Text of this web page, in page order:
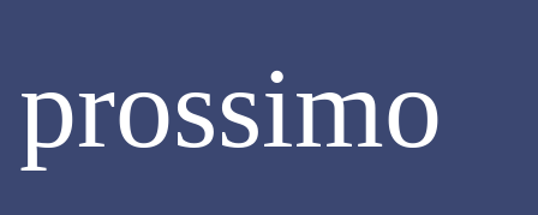
prossimo